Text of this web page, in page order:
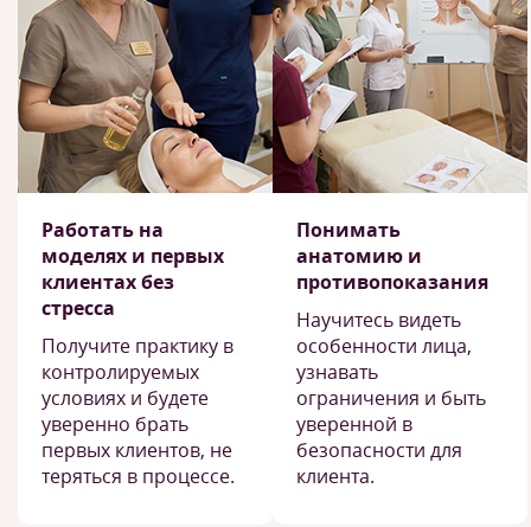
Работать на
моделях и первых
клиентах без
стресса
Получите практику в
контролируемых
условиях и будете
уверенно брать
первых клиентов, не
теряться в процессе.
Понимать
анатомию и
противопоказания
Научитесь видеть
особенности лица,
узнавать
ограничения и быть
уверенной в
безопасности для
клиента.